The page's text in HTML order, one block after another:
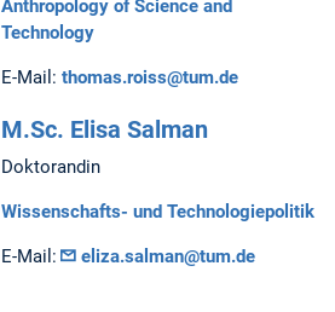
Anthropology of Science and
Technology
E-Mail: thomas.roiss@tum.de
M.Sc. Elisa Salman
Doktorandin
Wissenschafts- und Technologiepolitik
E-Mail: eliza.salman@tum.de